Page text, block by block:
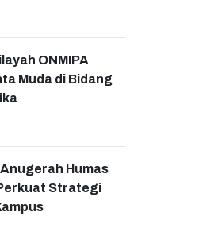
ONMIPA
Muda di Bidang
Humas
Strategi